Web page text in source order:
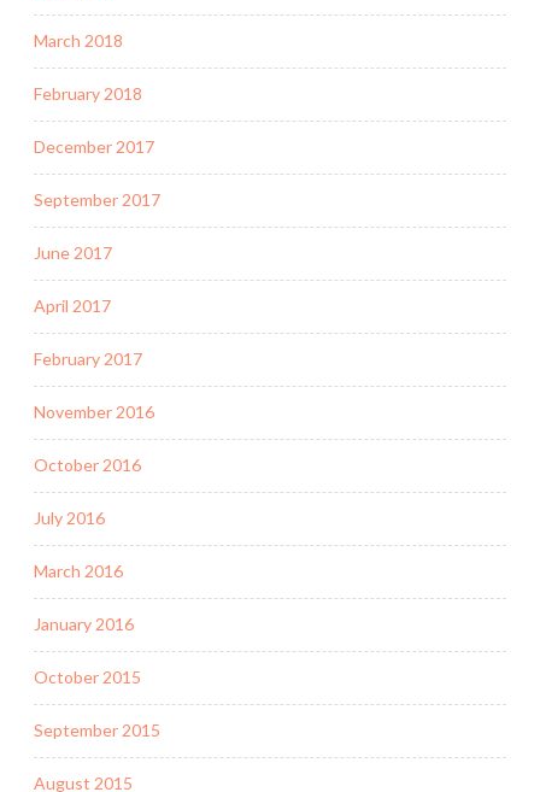
March 2018
February 2018
December 2017
September 2017
June 2017
April 2017
February 2017
November 2016
October 2016
July 2016
March 2016
January 2016
October 2015
September 2015
August 2015